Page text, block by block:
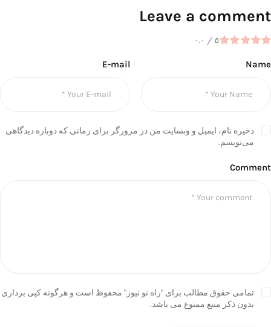
Leave a comment
۰.۰ / ۵
Name
E-mail
ذخیره نام، ایمیل و وبسایت من در مرورگر برای زمانی که دوباره دیدگاهی
می‌نویسم.
Comment
تمامی حقوق مطالب برای "راه نو نیوز" محفوظ است و هرگونه کپی برداری
بدون ذکر منبع ممنوع می باشد.